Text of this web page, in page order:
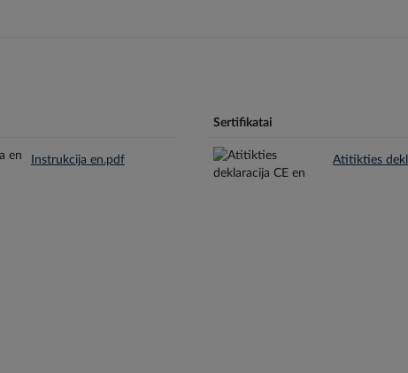
Instrukcija en.pdf
Sertifikatai